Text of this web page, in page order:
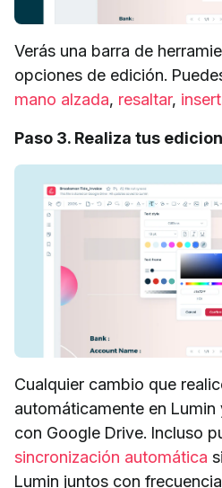
Verás una barra de
opciones de edición.
mano alzada, resaltar,
Paso 3. Realiza tus
Cualquier cambio que
automáticamente en
con Google Drive. Incluso
sincronización automática
Lumin juntos con